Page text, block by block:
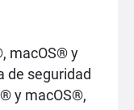
macOS® y
de seguridad
y macOS®,